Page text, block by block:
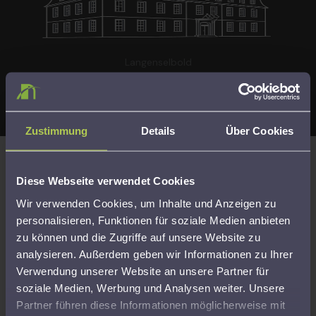
Zustimmung Details Über Cookies
Diese Webseite verwendet Cookies
Wir verwenden Cookies, um Inhalte und Anzeigen zu
personalisieren, Funktionen für soziale Medien anbieten
zu können und die Zugriffe auf unsere Website zu
analysieren. Außerdem geben wir Informationen zu Ihrer
Verwendung unserer Website an unsere Partner für
soziale Medien, Werbung und Analysen weiter. Unsere
Partner führen diese Informationen möglicherweise mit
Kompetenz, Sicherheit und Transparenz
Kompetenz, Sicherheit und Transparenz Unsere
Beratungsleistungen erfolgen auf Grundlage der gesetzlichen
Beratungsbefugnis gemäß § 4 Nr. 11 des
Steuerberatungsgesetzes. Durch regelmäßige Fortbildungen
und hohe Qualitätsstandards stellen wir sicher, dass Sie
jederzeit kompetent und auf dem aktuellen Stand beraten
werden. Für zusätzliche Sicherheit ist der